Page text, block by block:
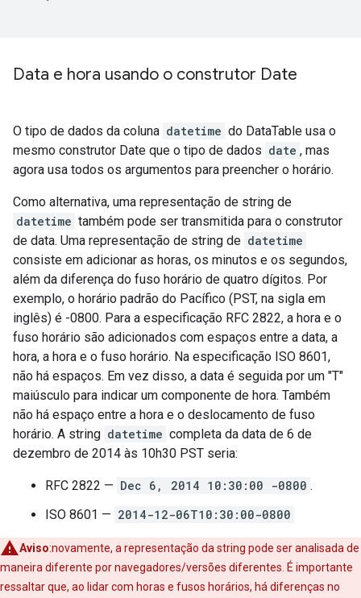
Data e hora usando o construtor Date
O tipo de dados da coluna datetime do DataTable usa o
mesmo construtor Date que o tipo de dados date , mas
agora usa todos os argumentos para preencher o horário.
Como alternativa, uma representação de string de
datetime também pode ser transmitida para o construtor
de data. Uma representação de string de datetime
consiste em adicionar as horas, os minutos e os segundos,
além da diferença do fuso horário de quatro dígitos. Por
exemplo, o horário padrão do Pacífico (PST, na sigla em
inglês) é -0800. Para a especificação RFC 2822, a hora e o
fuso horário são adicionados com espaços entre a data, a
hora, a hora e o fuso horário. Na especificação ISO 8601,
não há espaços. Em vez disso, a data é seguida por um "T"
maiúsculo para indicar um componente de hora. Também
não há espaço entre a hora e o deslocamento de fuso
horário. A string datetime completa da data de 6 de
dezembro de 2014 às 10h30 PST seria:
RFC 2822 — Dec 6, 2014 10:30:00 -0800 .
ISO 8601 — 2014-12-06T10:30:00-0800
Aviso:novamente, a representação da string pode ser analisada de
maneira diferente por navegadores/versões diferentes. É importante
ressaltar que, ao lidar com horas e fusos horários, há diferenças no